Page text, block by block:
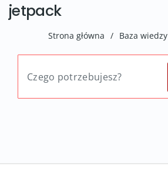
jetpack
Strona główna / Baza wiedzy